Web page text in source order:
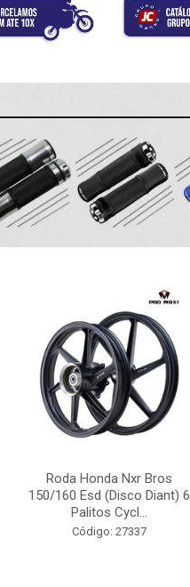
Roda Honda Nxr Bros
150/160 Esd (Disco Diant) 6
Palitos Cycl...
Código: 27337